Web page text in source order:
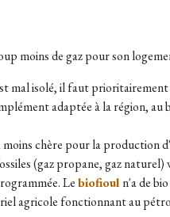
moins de gaz pour son
mal isolé, il faut
adaptée à la région,
chère pour la production
(gaz propane, gaz
Lebiofioul n'a de
agricole fonctionnant au